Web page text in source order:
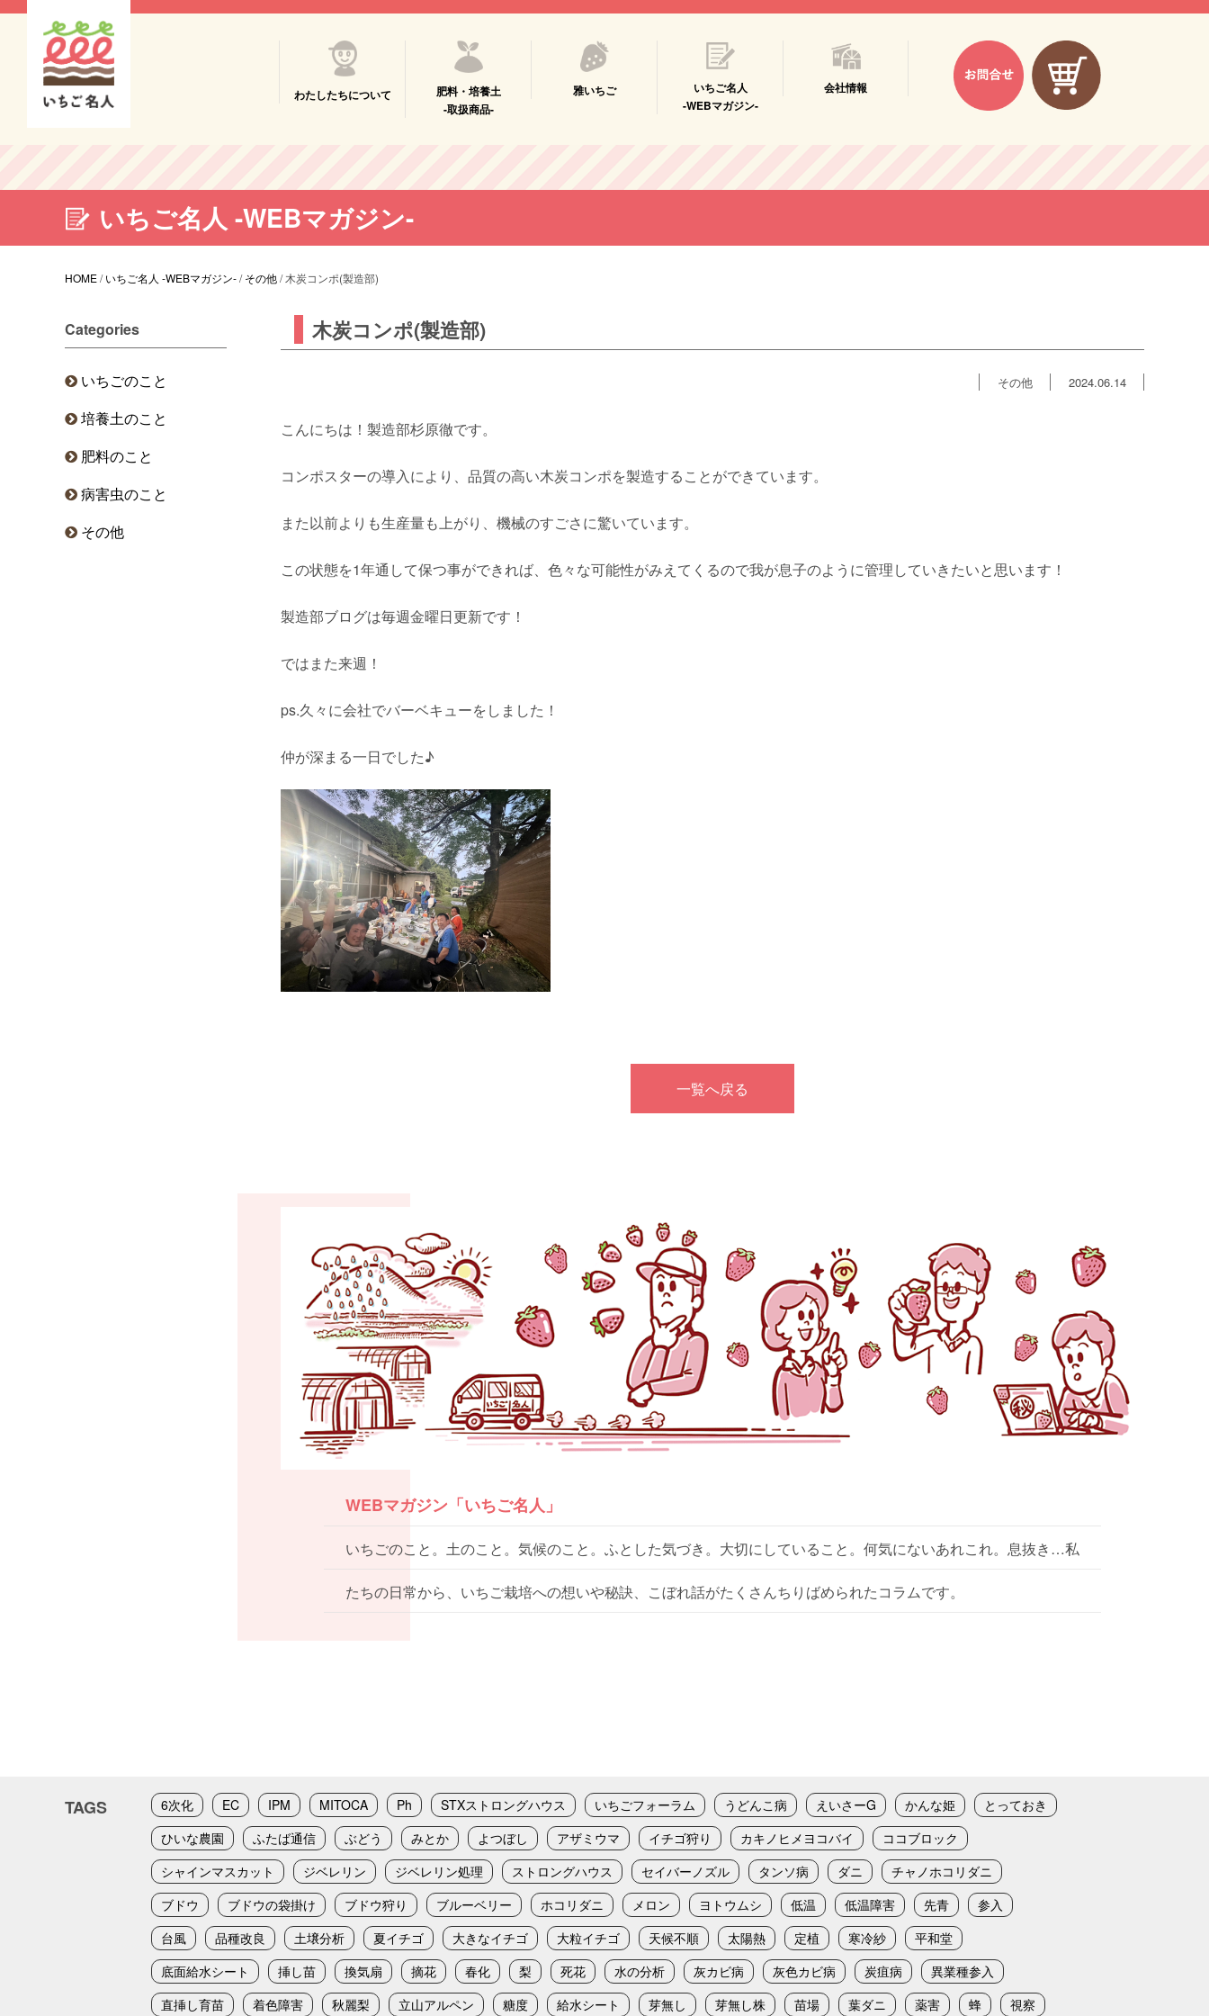
わたしたちについて
肥料・培養土
-取扱商品-
雅いちご
いちご名人
-WEBマガジン-
会社情報
いちご名人 -WEBマガジン-
HOME/いちご名人 -WEBマガジン-/その他/木炭コンポ(製造部)
木炭コンポ(製造部)
その他 2024.06.14
こんにちは！製造部杉原徹です。
コンポスターの導入により、品質の高い木炭コンポを製造することができています。
また以前よりも生産量も上がり、機械のすごさに驚いています。
この状態を1年通して保つ事ができれば、色々な可能性がみえてくるので我が息子のように管理していきたいと思います！
製造部ブログは毎週金曜日更新です！
ではまた来週！
ps.久々に会社でバーベキューをしました！
仲が深まる一日でした♪
一覧へ戻る
Categories
いちごのこと
培養土のこと
肥料のこと
病害虫のこと
その他
WEBマガジン「いちご名人」
いちごのこと。土のこと。気候のこと。ふとした気づき。大切にしていること。何気にないあれこれ。息抜き…私
たちの日常から、いちご栽培への想いや秘訣、こぼれ話がたくさんちりばめられたコラムです。
TAGS 6次化 EC IPM MITOCA Ph STXストロングハウス いちごフォーラム うどんこ病 えいさーG かんな姫
とっておき
ひいな農園
ふたば通信 ぶどう みとか よつぼし アザミウマ イチゴ狩り カキノヒメヨコバイ
ココブロック
シャインマスカット
ジベレリン ジベレリン処理 ストロングハウス セイバーノズル タンソ病 ダニ
チャノホコリダニ
ブドウ
ブドウの袋掛け ブドウ狩り ブルーベリー ホコリダニ メロン ヨトウムシ 低温 低温障害 先青
参入
台風
品種改良 土壌分析 夏イチゴ 大きなイチゴ 大粒イチゴ 天候不順 太陽熱 定植 寒冷紗
平和堂
底面給水シート
挿し苗 換気扇 摘花 春化 梨 死花 水の分析 灰カビ病 灰色カビ病 炭疽病
異業種参入
直挿し育苗
着色障害 秋麗梨 立山アルペン 糖度 給水シート 芽無し 芽無し株 苗場 葉ダニ 薬害 蜂 視察